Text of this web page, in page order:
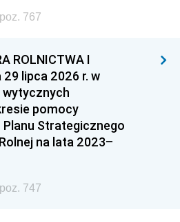
767
ROLNICTWA I
29 lipca 2026 r. w
pomocy
Strategicznego
na lata 2023–
747